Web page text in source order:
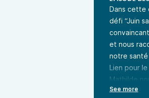
Dans cette
défi “Juin
et nous
notre santé
Lien pour
Mathilde
permettent